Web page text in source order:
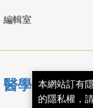
編輯室
醫學造影術
本網站訂有
的隱私權，